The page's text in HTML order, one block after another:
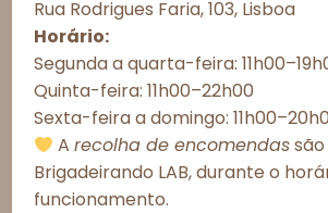
Ver preferências
Política de Cookies Política de Privacidade
Esgotado
Informações Importantes
Prazos de Entrega
Rua Rodrigues Faria, 103, Lisboa
Horário:
Segunda a quarta-feira:
Quinta-feira: 11h00–22h00
Sexta-feira a domingo:
Arecolha de encomendas
Brigadeirando LAB, durante o
funcionamento.